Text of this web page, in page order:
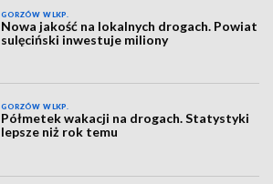
GORZÓW WLKP.
Nowa jakość na lokalnych drogach. Powiat
sulęciński inwestuje miliony
GORZÓW WLKP.
Półmetek wakacji na drogach. Statystyki
lepsze niż rok temu